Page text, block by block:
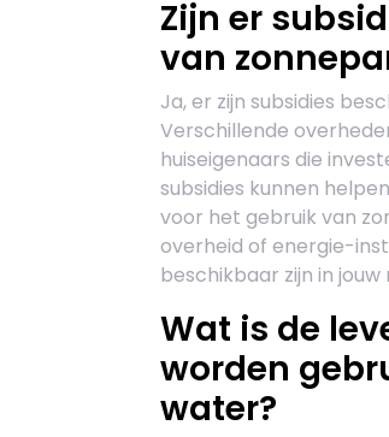
Zijn er
van
Ja, er zijn subsidies
Verschillende
huiseigenaars die
subsidies kunnen
voor het gebruik van
overheid of energie-
beschikbaar zijn in
Wat is de
worden
water?